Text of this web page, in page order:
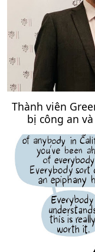
Thành viên
bị công an